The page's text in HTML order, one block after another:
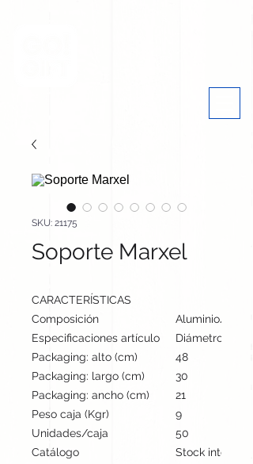
SKU: 21175
Soporte Marxel
CARACTERÍSTICAS
Composición
Aluminio/ ABS
Especificaciones artículo
Diámetro: 9.5
Packaging: alto (cm)
48
Packaging: largo (cm)
30
Packaging: ancho (cm)
21
Peso caja (Kgr)
9
Unidades/caja
50
Catálogo
Stock